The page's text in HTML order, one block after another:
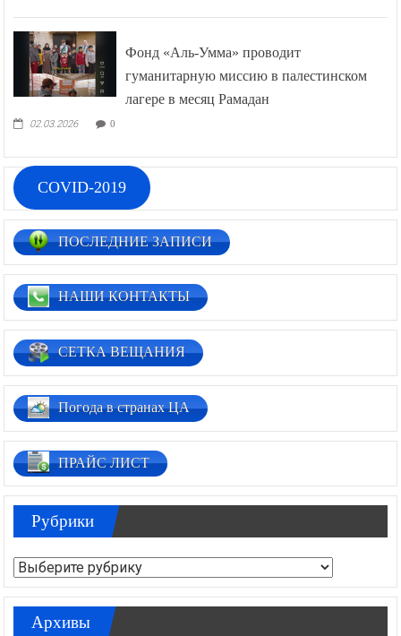
Фонд «Аль-Умма» проводит
гуманитарную миссию в палестинском
лагере в месяц Рамадан
02.03.2026 0
COVID-2019
ПОСЛЕДНИЕ ЗАПИСИ
НАШИ КОНТАКТЫ
СЕТКА ВЕЩАНИЯ
Погода в странах ЦА
ПРАЙС ЛИСТ
Рубрики
Рубрики
Архивы